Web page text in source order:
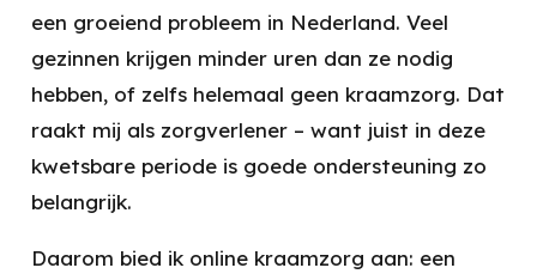
een groeiend probleem in Nederland. Veel
gezinnen krijgen minder uren dan ze nodig
hebben, of zelfs helemaal geen kraamzorg. Dat
raakt mij als zorgverlener – want juist in deze
kwetsbare periode is goede ondersteuning zo
belangrijk.
Daarom bied ik online kraamzorg aan: een